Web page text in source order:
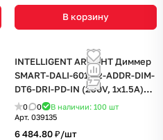
В корзину
INTELLIGENT ARLIGHT Диммер
SMART-DALI-601-62-ADDR-DIM-
DT6-DRI-PD-IN (230V, 1x1.5A)
(IARL, IP20 Пластик, 5 лет)
0 0 В наличии: 100 шт
Арт. 039135
6 484.80 ₽/шт